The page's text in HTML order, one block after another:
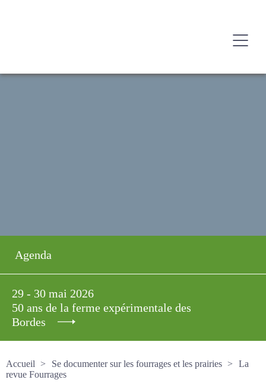
Agenda
29 - 30 mai 2026
50 ans de la ferme expérimentale des
Bordes
Accueil
Se documenter sur les fourrages et les prairies
La revue Fourrages